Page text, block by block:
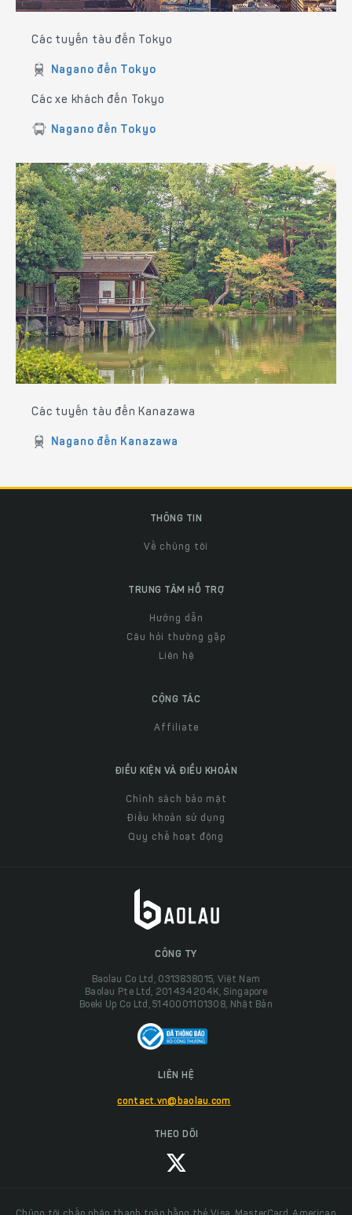
Các tuyến tàu đến Tokyo
Nagano đến Tokyo
Các xe khách đến Tokyo
Nagano đến Tokyo
Các tuyến tàu đến Kanazawa
Nagano đến Kanazawa
THÔNG TIN
Về chúng tôi
TRUNG TÂM HỖ TRỢ
Hướng dẫn
Câu hỏi thường gặp
Liên hệ
CỘNG TÁC
Affiliate
ĐIỀU KIỆN VÀ ĐIỀU KHOẢN
Chính sách bảo mật
Điều khoản sử dụng
Quy chế hoạt động
CÔNG TY
Baolau Co Ltd, 0313838015, Việt Nam
Baolau Pte Ltd, 201434204K, Singapore
Boeki Up Co Ltd, 5140001101308, Nhật Bản
LIÊN HỆ
contact.vn@baolau.com
THEO DÕI